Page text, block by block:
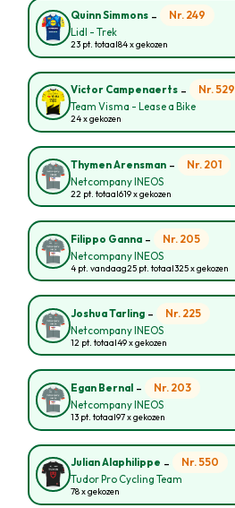
Quinn Simmons - Nr. 249
Lidl - Trek
23 pt. totaal84 x gekozen
Victor Campenaerts - Nr. 529
Team Visma - Lease a Bike
24 x gekozen
Thymen Arensman - Nr. 201
Netcompany INEOS
22 pt. totaal619 x gekozen
Filippo Ganna - Nr. 205
Netcompany INEOS
4 pt. vandaag25 pt. totaal325 x gekozen
Joshua Tarling - Nr. 225
Netcompany INEOS
12 pt. totaal49 x gekozen
Egan Bernal - Nr. 203
Netcompany INEOS
13 pt. totaal97 x gekozen
Julian Alaphilippe - Nr. 550
Tudor Pro Cycling Team
78 x gekozen